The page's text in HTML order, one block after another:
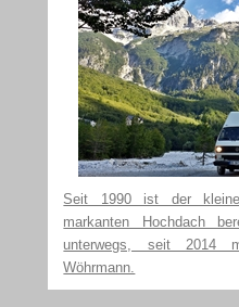
Seit 1990 ist der
markanten Hochdach
unterwegs, seit 2014
Wöhrmann.